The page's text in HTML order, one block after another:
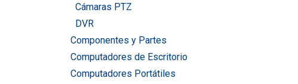
Cámaras PTZ
DVR
Componentes y Partes
Computadores de Escritorio
Computadores Portátiles